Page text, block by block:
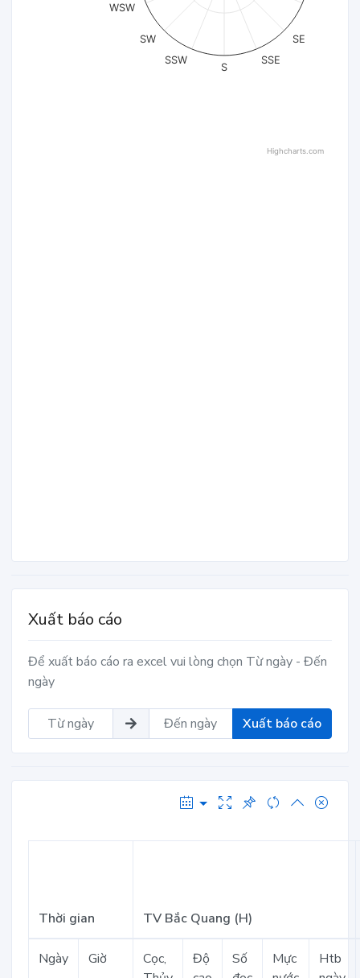
SE
SSE
S
SSW
SW
WSW
Highcharts.com
Xuất báo cáo
Để xuất báo cáo ra excel vui lòng chọn Từ ngày - Đến
ngày
Xuất báo cáo
Thời gian TV Bắc Quang (H)
Ngày Giờ
Cọc,
Độ
Số
Mực
Htb